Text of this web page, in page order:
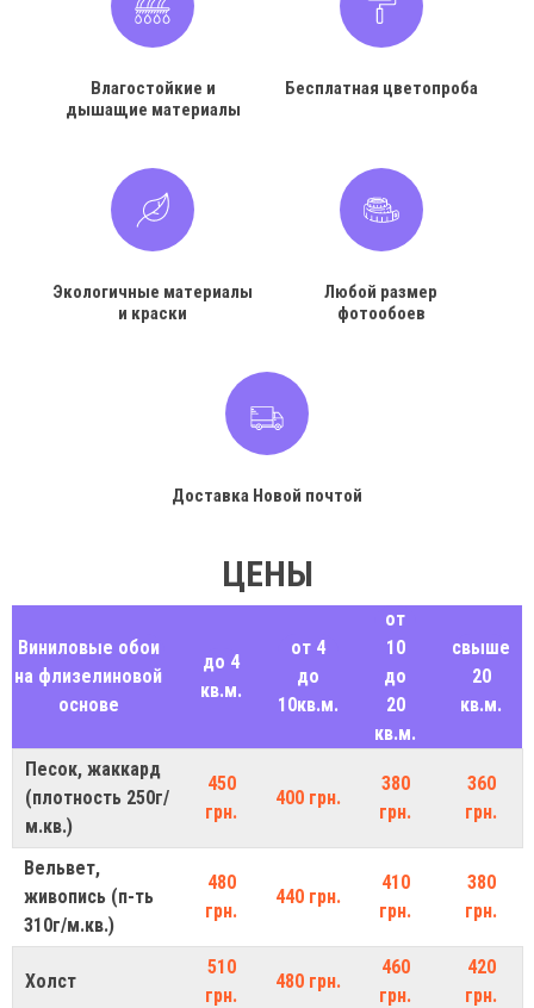
Влагостойкие и
дышащие материалы
Бесплатная цветопроба
Экологичные материалы
и краски
Любой размер
фотообоев
Доставка Новой почтой
ЦЕНЫ
Виниловые обои
на флизелиновой
основе
до 4
кв.м.
от 4
до
10кв.м.
от
10
до
20
кв.м.
свыше
20
кв.м.
Песок, жаккард
(плотность 250г/
м.кв.)
450
грн.
400 грн.
380
грн.
360
грн.
Вельвет,
живопись (п-ть
310г/м.кв.)
480
грн.
440 грн.
410
грн.
380
грн.
Холст
510
грн.
480 грн.
460
грн.
420
грн.